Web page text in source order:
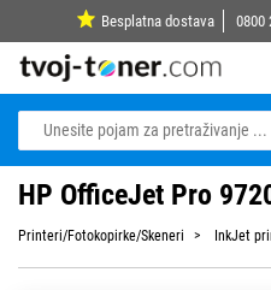
Besplatna dostava 0800
HP OfficeJet Pro
Printeri/Fotokopirke/Skeneri InkJet